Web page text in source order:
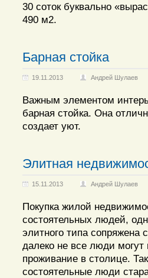
30 соток буквально
490 м2.
Барная стойка
19.11.2013 Андрей Шулаев
Важным элементом
барная стойка. Она
создает уют.
Элитная
15.11.2013 Андрей Шулаев
Покупка жилой
состоятельных людей,
элитного типа сопряжена
далеко не все люди могут
проживание в столице.
состоятельные люди